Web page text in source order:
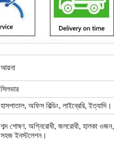
আয়না
সিলভার
হাসপাতাল, অফিস বিল্ডিং, লাইব্রেরি, ইত্যাদি।
শব্দ শোষণ, অগ্নিরোধী, জলরোধী, হালকা ওজন,
সহজ ইনস্টলেশন।